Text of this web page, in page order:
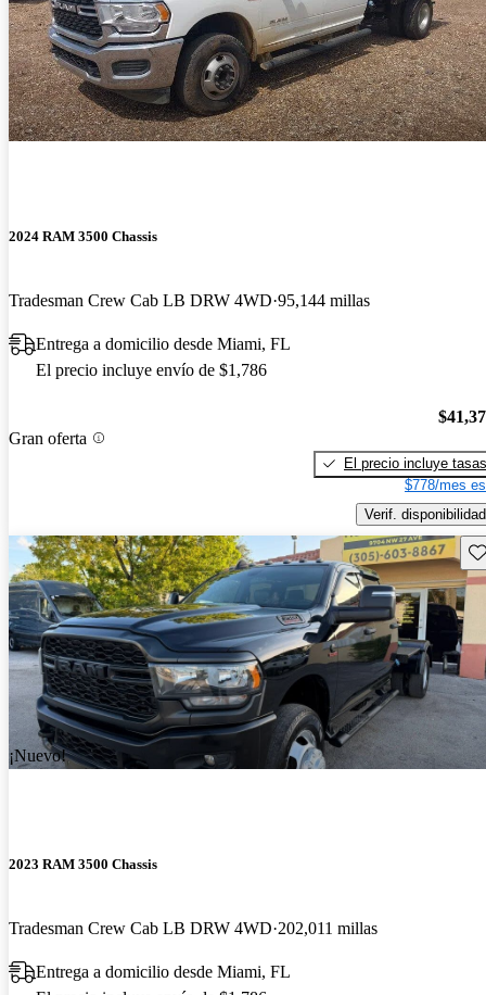
2024 RAM 3500 Chassis
Tradesman Crew Cab LB DRW 4WD 95,144 millas
Entrega a domicilio desde Miami, FL
El precio incluye envío de $1,786
Gran oferta
El precio incluye tasas
$778/mes
Verif. disponibilidad
¡Nuevo!
2023 RAM 3500 Chassis
Tradesman Crew Cab LB DRW 4WD 202,011 millas
Entrega a domicilio desde Miami, FL